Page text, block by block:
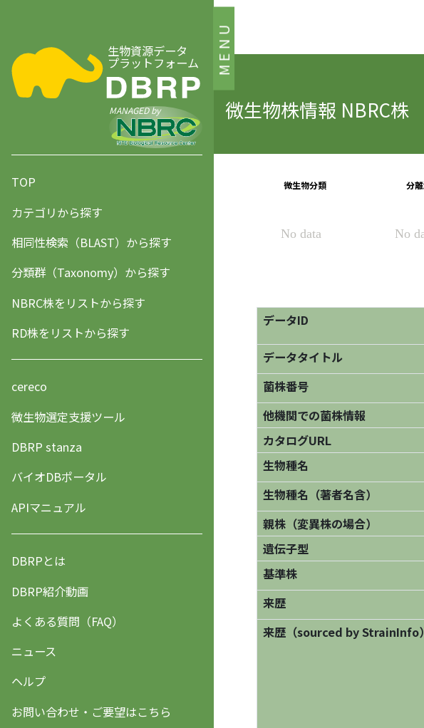
MENU
生物資源データ
プラットフォーム
MANAGED by
TOP
カテゴリから探す
相同性検索（BLAST）から探す
分類群（Taxonomy）から探す
NBRC株をリストから探す
RD株をリストから探す
cereco
微生物選定支援ツール
DBRP stanza
バイオDBポータル
APIマニュアル
DBRPとは
DBRP紹介動画
よくある質問（FAQ）
ニュース
ヘルプ
お問い合わせ・ご要望はこちら
微生物株情報 NBRC株
データID
データタイトル
菌株番号
他機関での菌株情報
カタログURL
生物種名
生物種名（著者名含）
親株（変異株の場合）
遺伝子型
基準株
来歴
来歴（sourced by StrainInfo）